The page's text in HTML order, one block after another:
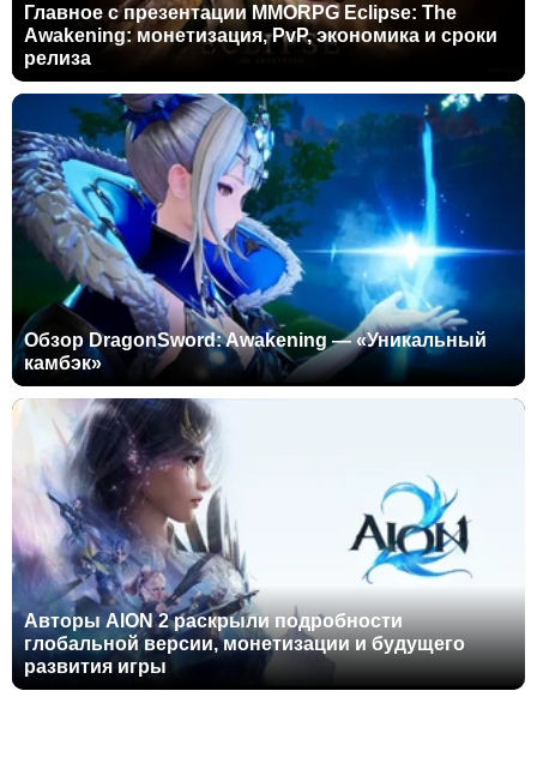
Главное с презентации MMORPG Eclipse: The
Awakening: монетизация, PvP, экономика и сроки
релиза
Обзор DragonSword: Awakening — «Уникальный
камбэк»
Авторы AION 2 раскрыли подробности
глобальной версии, монетизации и будущего
развития игры